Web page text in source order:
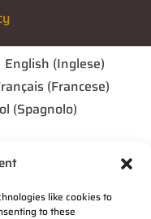
like cookies to
to these
English (Inglese)
(Francese)
(Spagnolo)